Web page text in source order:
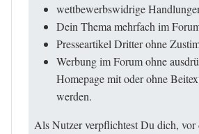
wettbewerbswidrige
Dein Thema mehrfach im
Presseartikel Dritter ohne
Werbung im Forum ohne
Homepage mit oder ohne
werden.
Als Nutzer verpflichtest Du dich,